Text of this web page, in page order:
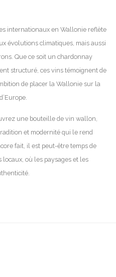
internationaux en Wallonie reflète
évolutions climatiques, mais aussi
Que ce soit un chardonnay
structuré, ces vins témoignent de
de placer la Wallonie sur la
une bouteille de vin wallon,
et modernité qui le rend
fait, il est peut-être temps de
où les paysages et les